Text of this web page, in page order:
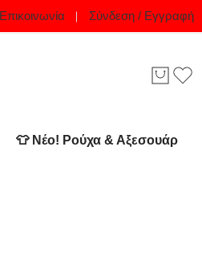
Επικοινωνία Σύνδεση / Εγγραφή
👕 Νέο! Ρούχα & Αξεσουάρ